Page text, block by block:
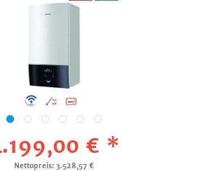
€ *
Nettopreis: 3.528,57 €